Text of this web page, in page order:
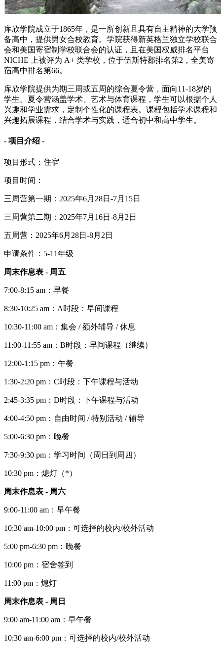
库欣学院成立于1865年，是一所创新且具有自主精神的大学预
备高中，提供男女合校教育。学院获得新英格兰独立学校联合
会和美国寄宿制学校联合会的认证，且在美国权威排名平台
NICHE 上被评为 A+ 类学校，位于伍斯特郡排名第2，全美寄
宿高中排名第66。
库欣学院提供为期三周或五周的综合夏令营，面向11-18岁的
学生。夏令营涵盖学术、艺术与体育课程，学生可以根据个人
兴趣和学业需求，定制个性化的课程表。课程包括学术课程和
兴趣拓展课程，结合学术与实践，适合初中和高中学生。
- 项目介绍 -
项目形式：住宿
项目时间：
三周营第一期：2025年6月28日-7月15日
三周营第二期：2025年7月16日-8月2日
五周营：2025年6月28日-8月2日
申请条件：5-11年级
周末作息表 - 周五
7:00-8:15 am：早餐
8:30-10:25 am：A时段：早间课程
10:30-11:00 am：集会 / 额外辅导 / 休息
11:00-11:55 am：B时段：早间课程（继续）
12:00-1:15 pm：午餐
1:30-2:20 pm：C时段：下午课程与活动
2:45-3:35 pm：D时段：下午课程与活动
4:00-4:50 pm：自由时间 / 特别活动 / 辅导
5:00-6:30 pm：晚餐
7:30-9:30 pm：学习时间（周日到周四）
10:30 pm：熄灯（*）
周末作息表 - 周六
9:00-11:00 am：早午餐
10:30 am-10:00 pm：可选择的校内/校外活动
5:00 pm-6:30 pm：晚餐
10:00 pm：宿舍签到
11:00 pm：熄灯
周末作息表 - 周日
9:00 am-11:00 am：早午餐
10:30 am-6:00 pm：可选择的校内/校外活动